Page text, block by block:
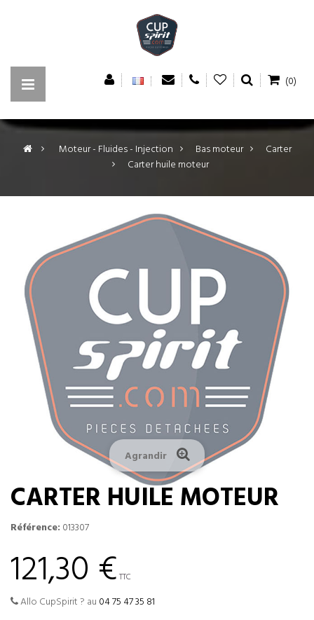
(0)
> Moteur - Fluides - Injection > Bas moteur >
Carter
>
Carter huile moteur
Agrandir
CARTER HUILE MOTEUR
Référence: 013307
121,30 € TTC
Allo CupSpirit ? au 04 75 47 35 81